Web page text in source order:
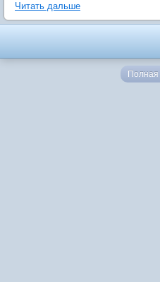
Читать дальше
Полная